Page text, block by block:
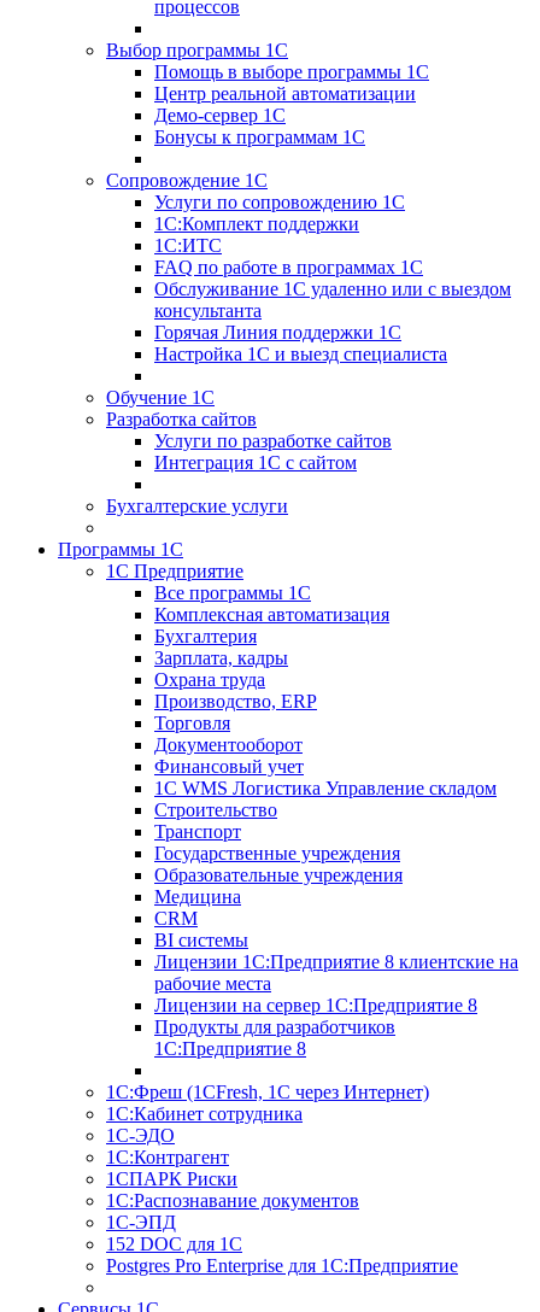
процессов
Выбор программы 1С
Помощь в выборе программы 1С
Центр реальной автоматизации
Демо-сервер 1С
Бонусы к программам 1С
Сопровождение 1С
Услуги по сопровождению 1С
1С:Комплект поддержки
1С:ИТС
FAQ по работе в программах 1С
Обслуживание 1С удаленно или с выездом
консультанта
Горячая Линия поддержки 1С
Настройка 1С и выезд специалиста
Обучение 1С
Разработка сайтов
Услуги по разработке сайтов
Интеграция 1С с сайтом
Бухгалтерские услуги
Программы 1С
1С Предприятие
Все программы 1С
Комплексная автоматизация
Бухгалтерия
Зарплата, кадры
Охрана труда
Производство, ERP
Торговля
Документооборот
Финансовый учет
1С WMS Логистика Управление складом
Строительство
Транспорт
Государственные учреждения
Образовательные учреждения
Медицина
CRM
BI системы
Лицензии 1С:Предприятие 8 клиентские на
рабочие места
Лицензии на сервер 1С:Предприятие 8
Продукты для разработчиков
1С:Предприятие 8
1С:Фреш (1CFresh, 1С через Интернет)
1С:Кабинет сотрудника
1С-ЭДО
1С:Контрагент
1СПАРК Риски
1С:Распознавание документов
1С-ЭПД
152 DOC для 1С
Postgres Pro Enterprise для 1С:Предприятие